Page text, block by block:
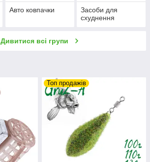
Авто ковпачки
Засоби для
схуднення
Дивитися всі групи
Топ продажів